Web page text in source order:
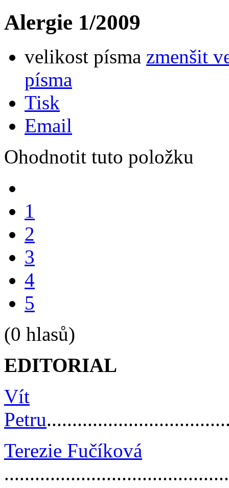
Alergie 1/2009
velikost písma zmenšit
písma
Tisk
Email
Ohodnotit tuto položku
1
2
3
4
5
(0 hlasů)
EDITORIAL
Vít
Petru
Terezie Fučíková